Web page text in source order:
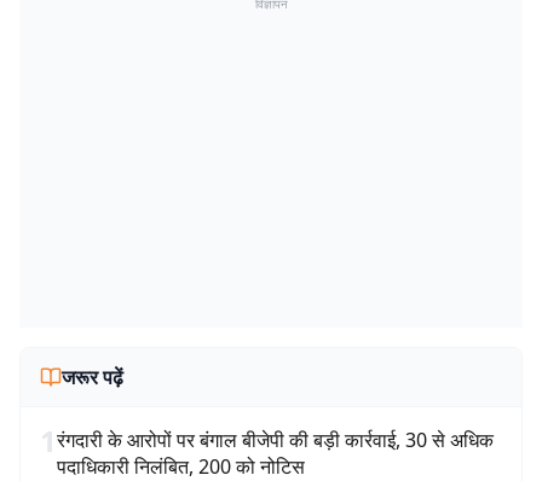
विज्ञापन
जरूर पढ़ें
1रंगदारी के आरोपों पर बंगाल बीजेपी की बड़ी कार्रवाई, 30 से अधिक
पदाधिकारी निलंबित, 200 को नोटिस